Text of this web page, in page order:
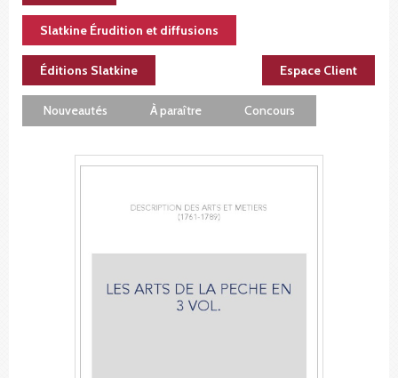
Slatkine Érudition et diffusions
Éditions Slatkine Espace Client
Nouveautés À paraître Concours